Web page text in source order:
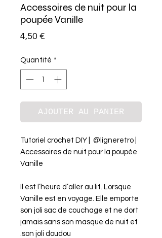
Accessoires de nuit pour la
poupée Vanille
4,50 €
Quantité *
AJOUTER AU PANIER
Tutoriel crochet DIY | @ligneretro |
Accessoires de nuit pour la poupée
Vanille
Il est l’heure d’aller au lit. Lorsque
Vanille est en voyage. Elle emporte
son joli sac de couchage et ne dort
jamais sans son masque de nuit et
son joli doudou.